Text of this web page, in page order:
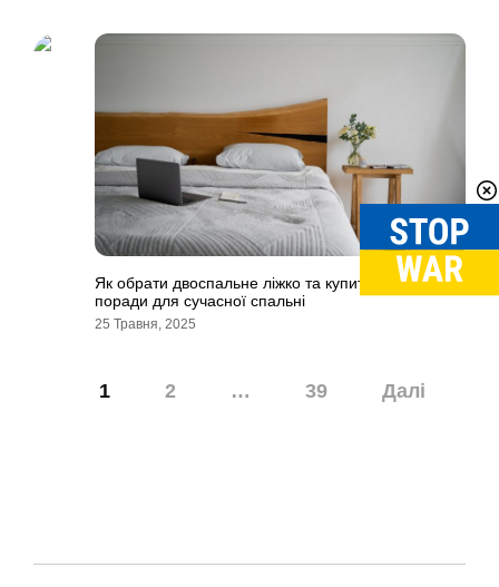
Як обрати двоспальне ліжко та купити матрац:
поради для сучасної спальні
25 Травня, 2025
1 2 … 39 Далі